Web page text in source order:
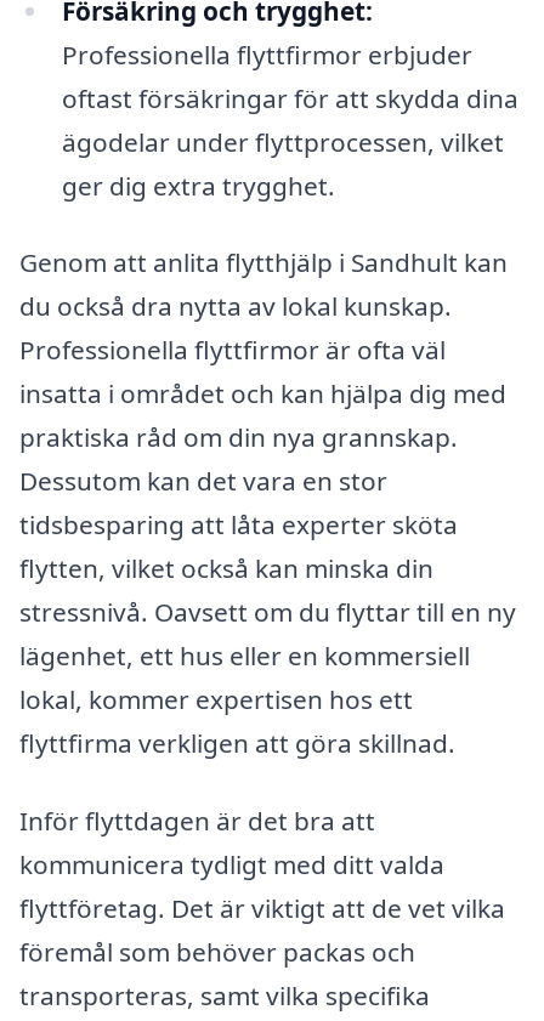
Försäkring och trygghet:
Professionella flyttfirmor erbjuder
oftast försäkringar för att skydda dina
ägodelar under flyttprocessen, vilket
ger dig extra trygghet.
Genom att anlita flytthjälp i Sandhult kan
du också dra nytta av lokal kunskap.
Professionella flyttfirmor är ofta väl
insatta i området och kan hjälpa dig med
praktiska råd om din nya grannskap.
Dessutom kan det vara en stor
tidsbesparing att låta experter sköta
flytten, vilket också kan minska din
stressnivå. Oavsett om du flyttar till en ny
lägenhet, ett hus eller en kommersiell
lokal, kommer expertisen hos ett
flyttfirma verkligen att göra skillnad.
Inför flyttdagen är det bra att
kommunicera tydligt med ditt valda
flyttföretag. Det är viktigt att de vet vilka
föremål som behöver packas och
transporteras, samt vilka specifika